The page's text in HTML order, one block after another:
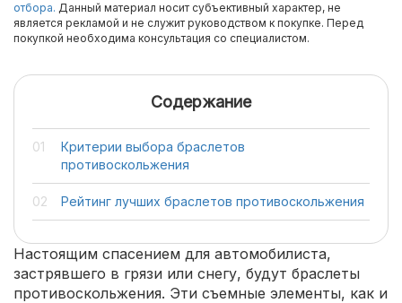
отбора. Данный материал носит субъективный характер, не
является рекламой и не служит руководством к покупке. Перед
покупкой необходима консультация со специалистом.
Содержание
Критерии выбора браслетов
противоскольжения
Рейтинг лучших браслетов противоскольжения
Настоящим спасением для автомобилиста,
застрявшего в грязи или снегу, будут браслеты
противоскольжения. Эти съемные элементы, как и